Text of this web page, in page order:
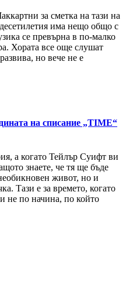
за сметка на тази на
има нещо общо с
се превърна в по-малко
Хората все още слушат
но вече не е
на списание „TIME“
а когато Тейлър Суифт ви
знаете, че тя ще бъде
живот, но и
Тази е за времето, когато
не по начина, по който